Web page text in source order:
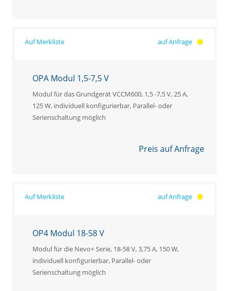
auf Anfrage
OPA Modul 1,5-7,5 V
Modul für das Grundgerät VCCM600, 1,5 -7,5 V, 25 A,
125 W, individuell konfigurierbar, Parallel- oder
Serienschaltung möglich
Preis auf Anfrage
auf Anfrage
OP4 Modul 18-58 V
Modul für die Nevo+ Serie, 18-58 V, 3,75 A, 150 W,
individuell konfigurierbar, Parallel- oder
Serienschaltung möglich